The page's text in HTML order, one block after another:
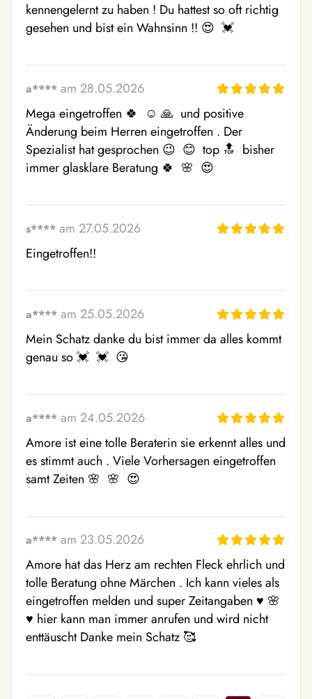
kennengelernt zu haben ! Du hattest so oft richtig
gesehen und bist ein Wahnsinn !! 😍  💓
a**** am 28.05.2026
Mega eingetroffen 🍀  ☺ ️🙏  und positive
Änderung beim Herren eingetroffen . Der
Spezialist hat gesprochen 😉  😊  top 🔝  bisher
immer glasklare Beratung 🍀  🌸  😍
s**** am 27.05.2026
Eingetroffen!!
a**** am 25.05.2026
Mein Schatz danke du bist immer da alles kommt
genau so 💓  💓  😘
a**** am 24.05.2026
Amore ist eine tolle Beraterin sie erkennt alles und
es stimmt auch . Viele Vorhersagen eingetroffen
samt Zeiten 🌸  🌸  😍
a**** am 23.05.2026
Amore hat das Herz am rechten Fleck ehrlich und
tolle Beratung ohne Märchen . Ich kann vieles als
eingetroffen melden und super Zeitangaben ♥ ️🌸
♥ ️hier kann man immer anrufen und wird nicht
enttäuscht Danke mein Schatz 🥰